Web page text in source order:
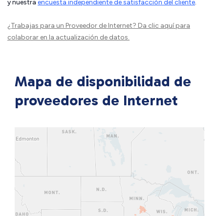
y nuestra encuesta independiente de satisfacción del cliente.
¿Trabajas para un Proveedor de Internet? Da clic aquípara
colaborar en la actualización de datos.
Mapa de disponibilidad de
proveedores de Internet